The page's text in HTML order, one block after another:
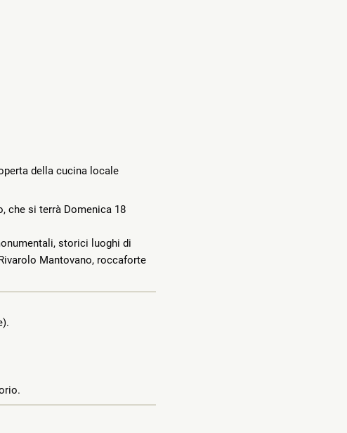
della cucina locale
che si terrà Domenica 18
storici luoghi di
Mantovano, roccaforte